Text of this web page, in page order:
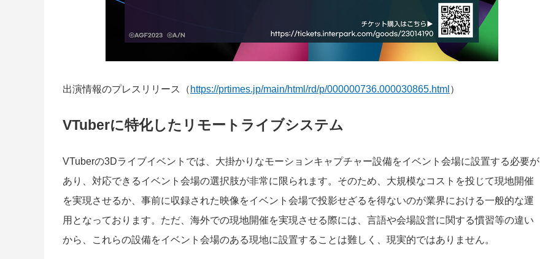
出演情報のプレスリリース（https://prtimes.jp/main/html/rd/p/000000736.000030865.html）
VTuberに特化したリモートライブシステム
VTuberの3Dライブイベントでは、大掛かりなモーションキャプチャー設備をイベント会場に設置する必要が
あり、対応できるイベント会場の選択肢が非常に限られます。そのため、大規模なコストを投じて現地開催
を実現させるか、事前に収録された映像をイベント会場で投影せざるを得ないのが業界における一般的な運
用となっております。ただ、海外での現地開催を実現させる際には、言語や会場設営に関する慣習等の違い
から、これらの設備をイベント会場のある現地に設置することは難しく、現実的ではありません。